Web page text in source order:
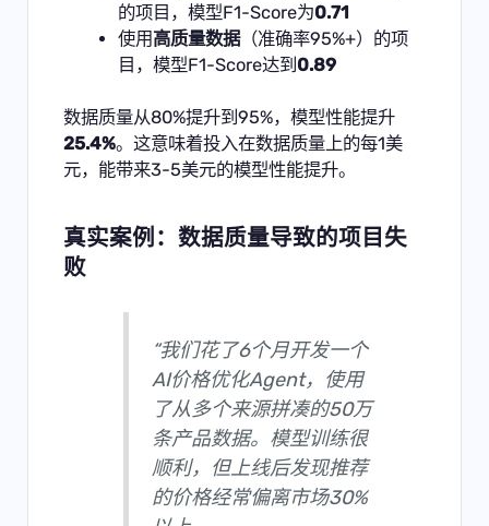
的项目，模型F1-Score为0.71
使用高质量数据（准确率95%+）的项
目，模型F1-Score达到 0.89
数据质量从80%提升到95%，模型性能提升
25.4%。这意味着投入在数据质量上的每1美
元，能带来3-5美元的模型性能提升。
真实案例：数据质量导致的项目失
败
“我们花了6个月开发一个
AI价格优化Agent，使用
了从多个来源拼凑的50万
条产品数据。模型训练很
顺利，但上线后发现推荐
的价格经常偏离市场30%